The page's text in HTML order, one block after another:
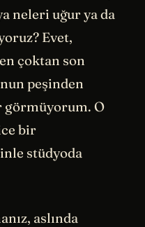
neleri uğur ya da
Evet,
çoktan son
peşinden
O
bir
stüdyoda
aslında